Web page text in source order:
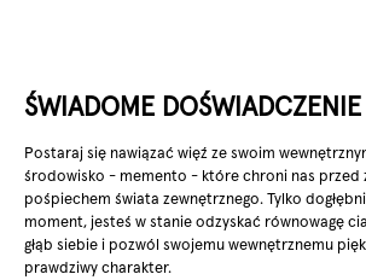
ŚWIADOME DOŚWIADCZENIE
Postaraj się nawiązać więź ze swoim
środowisko - memento - które chroni nas przed
pośpiechem świata zewnętrznego. Tylko
moment, jesteś w stanie odzyskać równowagę
głąb siebie i pozwól swojemu wewnętrznemu
prawdziwy charakter.